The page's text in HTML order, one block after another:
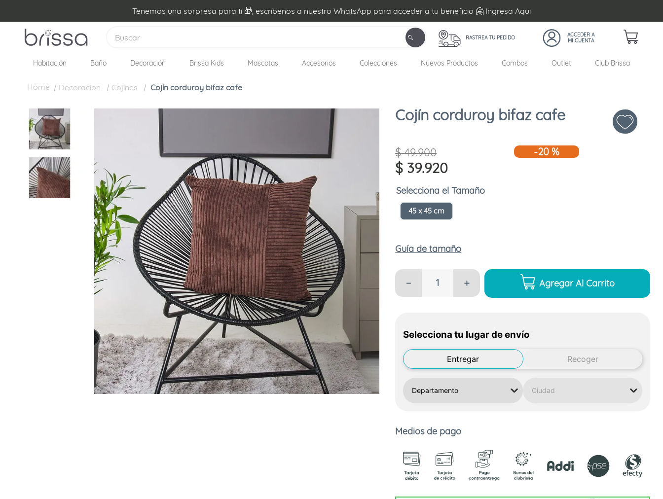
Tenemos una sorpresa para ti 🎁, escríbenos a nuestro WhatsApp para acceder a tu beneficio 🤗 Ingresa Aqui
RASTREA TU PEDIDO
Habitación Baño Decoración Brissa Kids Mascotas Accesorios Colecciones Nuevos Productos Combos Outlet Club Brissa
Decoracion Cojines Cojín corduroy bifaz cafe
Cojín corduroy bifaz cafe
$ 49.900
$ 39.920
-20 %
Tamaño
45 x 45 cm
Guía de tamaño
＋
－ Agregar Al Carrito
Selecciona tu lugar de envío
Entregar Recoger
Medios de pago
1. plumon
almohadas
cobija
ovejero
fleur
cubrelecho